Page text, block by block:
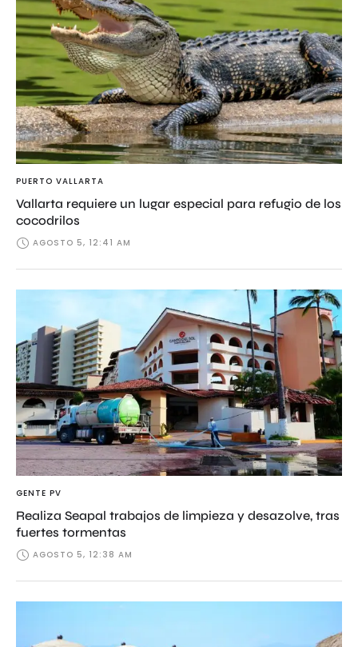
PUERTO VALLARTA
Vallarta requiere un lugar especial para refugio de los
cocodrilos
AGOSTO 5, 12:41 AM
GENTE PV
Realiza Seapal trabajos de limpieza y desazolve, tras
fuertes tormentas
AGOSTO 5, 12:38 AM